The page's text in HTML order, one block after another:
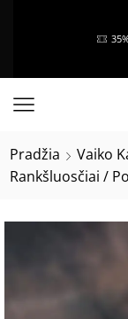
35%
Pradžia
Vaiko
Rankšluosčiai /